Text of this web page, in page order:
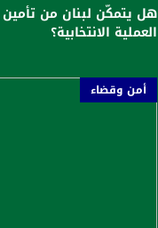
هل يتمكّن لبنان من تأمين
العملية الانتخابية؟
أمن وقضاء